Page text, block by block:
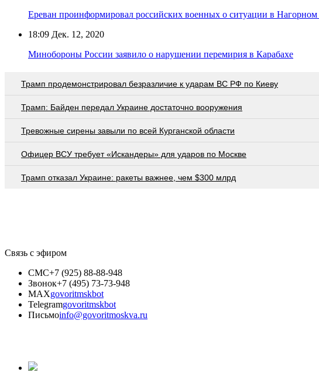
Ереван проинформировал российских военных о ситуации в Нагорном
18:09 Дек. 12, 2020
Минобороны России заявило о нарушении перемирия в Карабахе
Трамп продемонстрировал безразличие к ударам ВС РФ по Киеву
Трамп: Байден передал Украине достаточно вооружения
Тревожные сирены завыли по всей Курганской области
Офицер ВСУ требует «Искандеры» для ударов по Москве
Трамп отказал Украине: ракеты важнее, чем $300 млрд
Связь с эфиром
СМС+7 (925) 88-88-948
Звонок+7 (495) 73-73-948
MAXgovoritmskbot
Telegramgovoritmskbot
Письмоinfo@govoritmoskva.ru